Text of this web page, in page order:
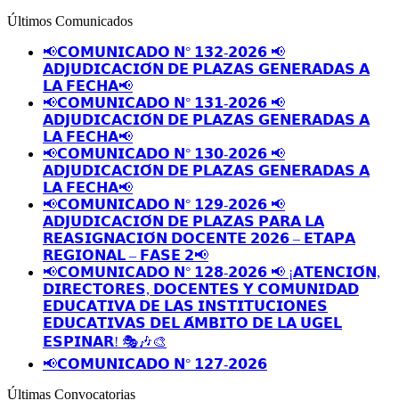
Últimos Comunicados
📢𝗖𝗢𝗠𝗨𝗡𝗜𝗖𝗔𝗗𝗢 𝗡° 𝟭𝟯𝟮-𝟮𝟬𝟮𝟲 📢
𝗔𝗗𝗝𝗨𝗗𝗜𝗖𝗔𝗖𝗜𝗢́𝗡 𝗗𝗘 𝗣𝗟𝗔𝗭𝗔𝗦 𝗚𝗘𝗡𝗘𝗥𝗔𝗗𝗔𝗦 𝗔
𝗟𝗔 𝗙𝗘𝗖𝗛𝗔📢
📢𝗖𝗢𝗠𝗨𝗡𝗜𝗖𝗔𝗗𝗢 𝗡° 𝟭𝟯𝟭-𝟮𝟬𝟮𝟲 📢
𝗔𝗗𝗝𝗨𝗗𝗜𝗖𝗔𝗖𝗜𝗢́𝗡 𝗗𝗘 𝗣𝗟𝗔𝗭𝗔𝗦 𝗚𝗘𝗡𝗘𝗥𝗔𝗗𝗔𝗦 𝗔
𝗟𝗔 𝗙𝗘𝗖𝗛𝗔📢
📢𝗖𝗢𝗠𝗨𝗡𝗜𝗖𝗔𝗗𝗢 𝗡° 𝟭𝟯𝟬-𝟮𝟬𝟮𝟲 📢
𝗔𝗗𝗝𝗨𝗗𝗜𝗖𝗔𝗖𝗜𝗢́𝗡 𝗗𝗘 𝗣𝗟𝗔𝗭𝗔𝗦 𝗚𝗘𝗡𝗘𝗥𝗔𝗗𝗔𝗦 𝗔
𝗟𝗔 𝗙𝗘𝗖𝗛𝗔📢
📢𝗖𝗢𝗠𝗨𝗡𝗜𝗖𝗔𝗗𝗢 𝗡° 𝟭𝟮𝟵-𝟮𝟬𝟮𝟲 📢
𝗔𝗗𝗝𝗨𝗗𝗜𝗖𝗔𝗖𝗜𝗢́𝗡 𝗗𝗘 𝗣𝗟𝗔𝗭𝗔𝗦 𝗣𝗔𝗥𝗔 𝗟𝗔
𝗥𝗘𝗔𝗦𝗜𝗚𝗡𝗔𝗖𝗜𝗢́𝗡 𝗗𝗢𝗖𝗘𝗡𝗧𝗘 𝟮𝟬𝟮𝟲 – 𝗘𝗧𝗔𝗣𝗔
𝗥𝗘𝗚𝗜𝗢𝗡𝗔𝗟 – 𝗙𝗔𝗦𝗘 𝟮📢
📢𝗖𝗢𝗠𝗨𝗡𝗜𝗖𝗔𝗗𝗢 𝗡° 𝟭𝟮𝟴-𝟮𝟬𝟮𝟲 📢 ¡𝗔𝗧𝗘𝗡𝗖𝗜𝗢́𝗡,
𝗗𝗜𝗥𝗘𝗖𝗧𝗢𝗥𝗘𝗦, 𝗗𝗢𝗖𝗘𝗡𝗧𝗘𝗦 𝗬 𝗖𝗢𝗠𝗨𝗡𝗜𝗗𝗔𝗗
𝗘𝗗𝗨𝗖𝗔𝗧𝗜𝗩𝗔 𝗗𝗘 𝗟𝗔𝗦 𝗜𝗡𝗦𝗧𝗜𝗧𝗨𝗖𝗜𝗢𝗡𝗘𝗦
𝗘𝗗𝗨𝗖𝗔𝗧𝗜𝗩𝗔𝗦 𝗗𝗘𝗟 𝗔́𝗠𝗕𝗜𝗧𝗢 𝗗𝗘 𝗟𝗔 𝗨𝗚𝗘𝗟
𝗘𝗦𝗣𝗜𝗡𝗔𝗥! 🎭🎶🎨
📢𝗖𝗢𝗠𝗨𝗡𝗜𝗖𝗔𝗗𝗢 𝗡° 𝟭𝟮𝟳-𝟮𝟬𝟮𝟲
Últimas Convocatorias